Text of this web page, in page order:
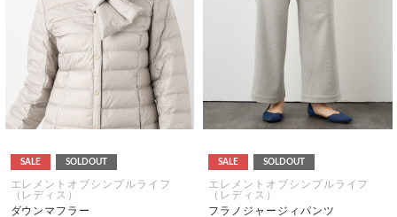
SALE SOLDOUT
エレメントオブシンプルライフ
（レディス）
ダウンマフラー
SALE SOLDOUT
エレメントオブシンプルライフ
（レディス）
フラノジャージィパンツ